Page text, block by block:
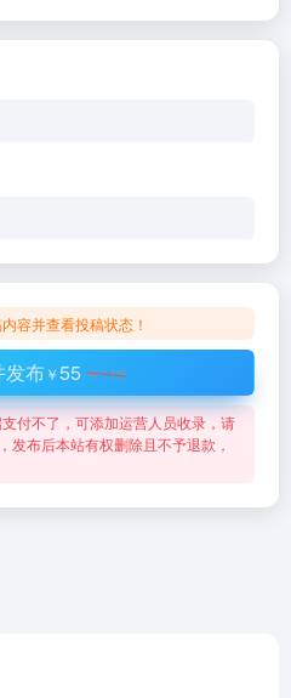
容并查看投稿状态！
发布￥55 ￥110
付不了，可添加运营人员收录，请
发布后本站有权删除且不予退款，